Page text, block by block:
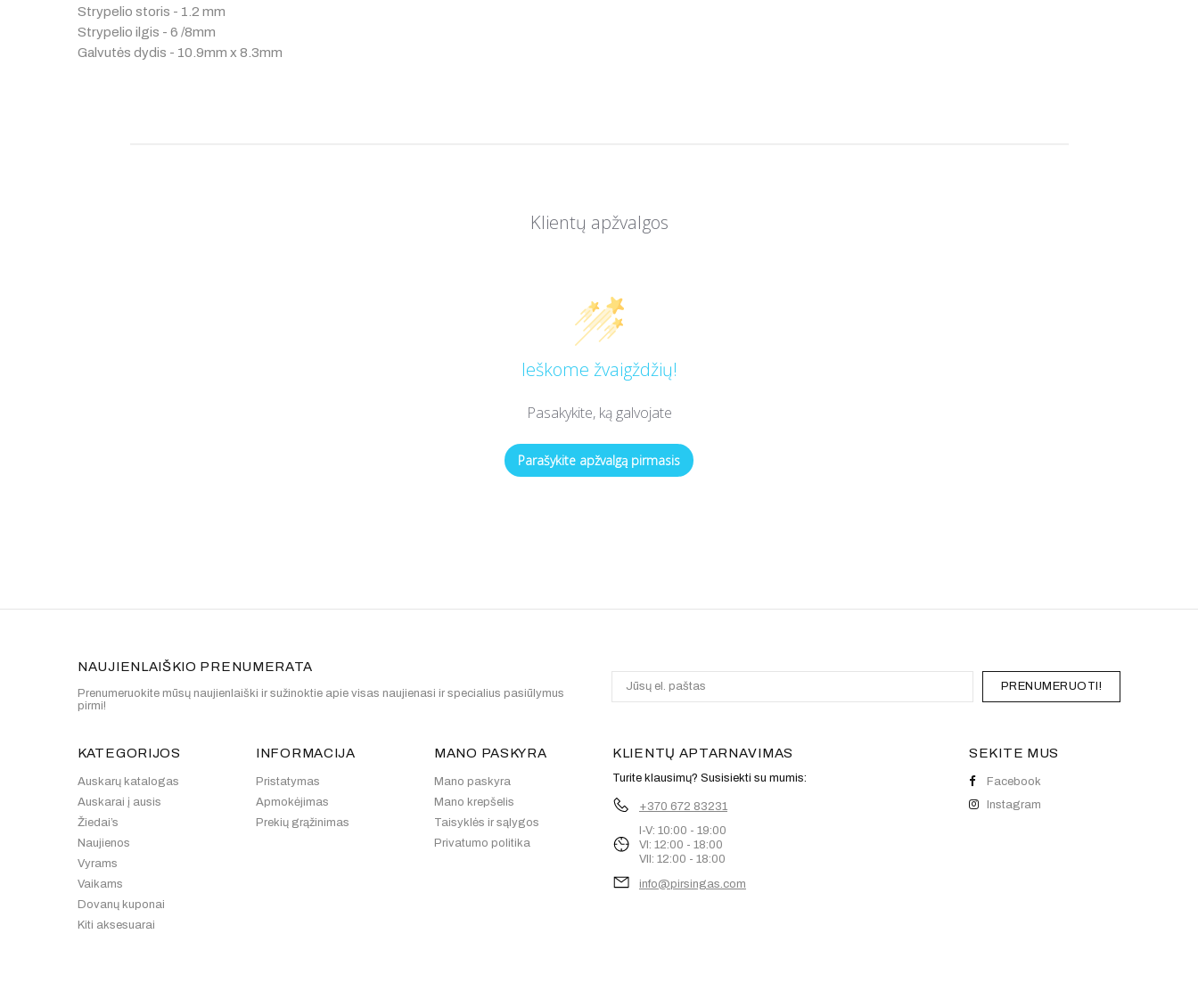
Strypelio storis - 1.2 mm
Strypelio ilgis - 6 /8mm
Galvutės dydis - 10.9mm x 8.3mm
Klientų apžvalgos
Ieškome žvaigždžių!
Pasakykite, ką galvojate
Parašykite apžvalgą pirmasis
NAUJIENLAIŠKIO PRENUMERATA
Prenumeruokite mūsų naujienlaiški ir sužinoktie apie visas naujienasi ir specialius pasiūlymus
pirmi!
PRENUMERUOTI!
KATEGORIJOS
Auskarų katalogas
Auskarai į ausis
Žiedai’s
Naujienos
Vyrams
Vaikams
Dovanų kuponai
Kiti aksesuarai
INFORMACIJA
Pristatymas
Apmokėjimas
Prekių grąžinimas
MANO PASKYRA
Mano paskyra
Mano krepšelis
Taisyklės ir sąlygos
Privatumo politika
KLIENTŲ APTARNAVIMAS
Turite klausimų? Susisiekti su mumis:
+370 672 83231
I-V: 10:00 - 19:00
VI: 12:00 - 18:00
VII: 12:00 - 18:00
info@pirsingas.com
SEKITE MUS
Facebook
Instagram